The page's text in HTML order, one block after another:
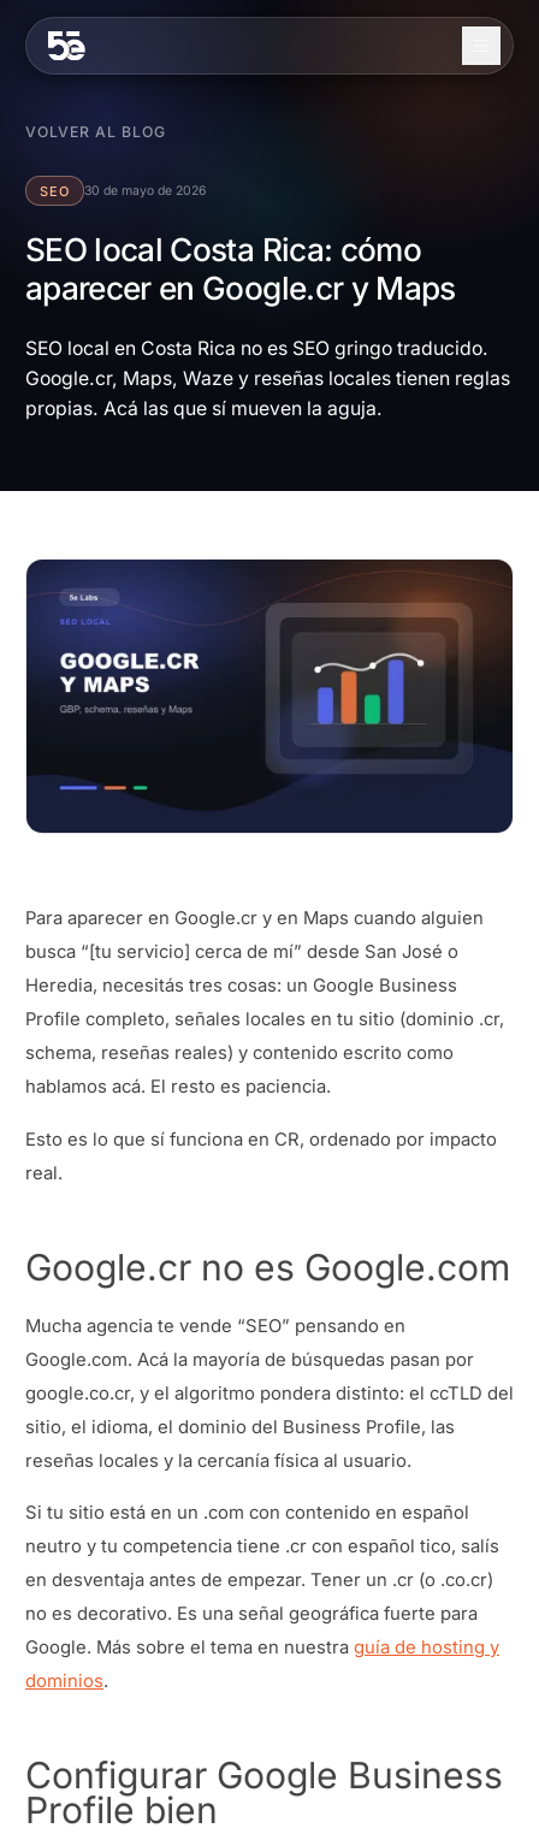
Nosotros
Servicios
Trabajo
Contacto
VOLVER AL BLOG
SEO 30 de mayo de 2026
SEO local Costa Rica: cómo
aparecer en Google.cr y Maps
SEO local en Costa Rica no es SEO gringo traducido.
Google.cr, Maps, Waze y reseñas locales tienen reglas
propias. Acá las que sí mueven la aguja.
Para aparecer en Google.cr y en Maps cuando alguien
busca “[tu servicio] cerca de mí” desde San José o
Heredia, necesitás tres cosas: un Google Business
Profile completo, señales locales en tu sitio (dominio .cr,
schema, reseñas reales) y contenido escrito como
hablamos acá. El resto es paciencia.
Esto es lo que sí funciona en CR, ordenado por impacto
real.
Google.cr no es Google.com
Mucha agencia te vende “SEO” pensando en
Google.com. Acá la mayoría de búsquedas pasan por
google.co.cr, y el algoritmo pondera distinto: el ccTLD del
sitio, el idioma, el dominio del Business Profile, las
reseñas locales y la cercanía física al usuario.
Si tu sitio está en un .com con contenido en español
neutro y tu competencia tiene .cr con español tico, salís
en desventaja antes de empezar. Tener un .cr (o .co.cr)
no es decorativo. Es una señal geográfica fuerte para
Google. Más sobre el tema en nuestra guía de hosting y
dominios.
Configurar Google Business
Profile bien